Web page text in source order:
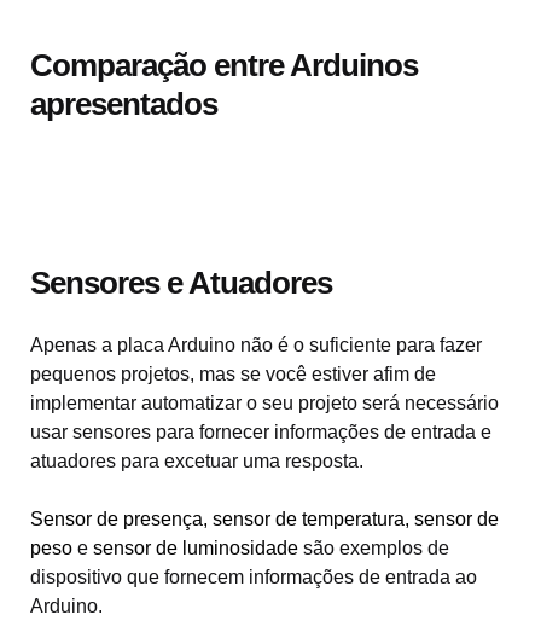
Comparação entre Arduinos
apresentados
Sensores e Atuadores
Apenas a placa Arduino não é o suficiente para fazer
pequenos projetos, mas se você estiver afim de
implementar automatizar o seu projeto será necessário
usar sensores para fornecer informações de entrada e
atuadores para excetuar uma resposta.
Sensor de presença, sensor de temperatura, sensor de
peso e sensor de luminosidade são exemplos de
dispositivo que fornecem informações de entrada ao
Arduino.